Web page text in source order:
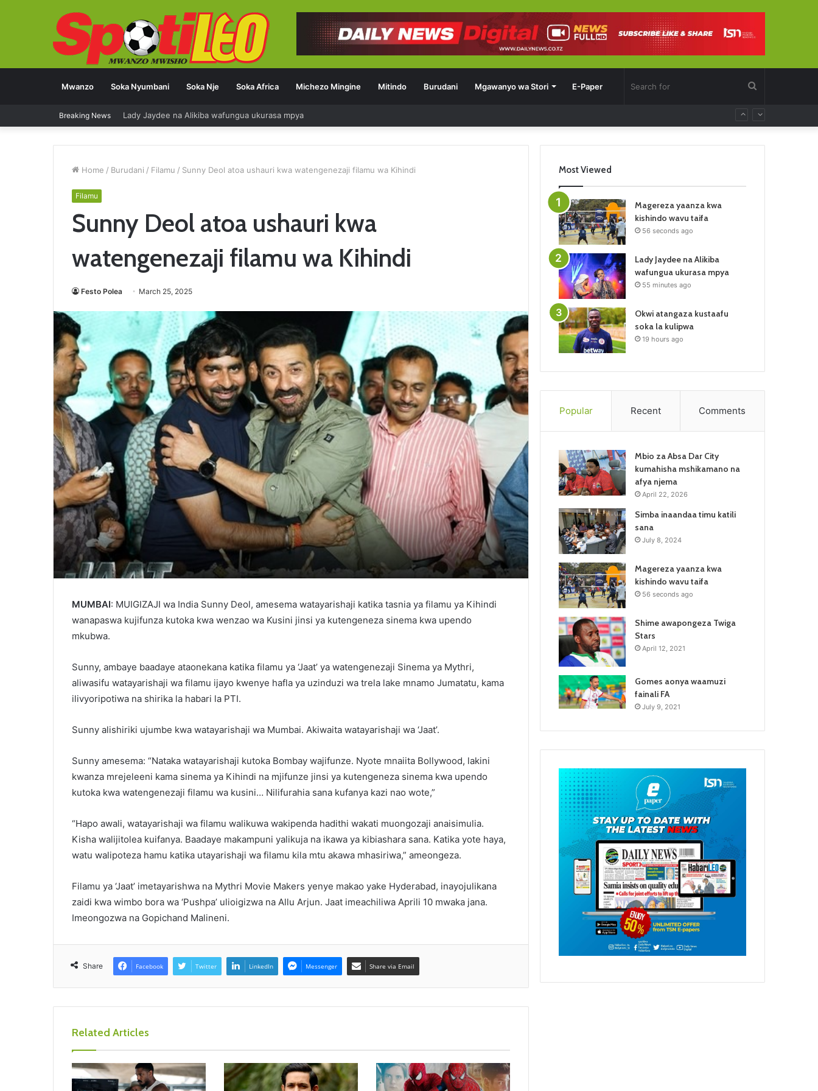
Mwanzo Soka Nyumbani Soka Nje Soka Africa Michezo Mingine Mitindo Burudani Mgawanyo wa Stori E-Paper
Breaking News Okwi atangaza kustaafu soka la kulipwa
Home / Burudani / Filamu / Sunny Deol atoa ushauri kwa watengenezaji filamu wa Kihindi
Filamu
Sunny Deol atoa ushauri kwa
watengenezaji filamu wa Kihindi
Festo Polea March 25, 2025
MUMBAI: MUIGIZAJI wa India Sunny Deol, amesema watayarishaji katika tasnia ya filamu ya Kihindi
wanapaswa kujifunza kutoka kwa wenzao wa Kusini jinsi ya kutengeneza sinema kwa upendo
mkubwa.
Sunny, ambaye baadaye ataonekana katika filamu ya ‘Jaat’ ya watengenezaji Sinema ya Mythri,
aliwasifu watayarishaji wa filamu ijayo kwenye hafla ya uzinduzi wa trela lake mnamo Jumatatu, kama
ilivyoripotiwa na shirika la habari la PTI.
Sunny alishiriki ujumbe kwa watayarishaji wa Mumbai. Akiwaita watayarishaji wa ‘Jaat’.
Sunny amesema: “Nataka watayarishaji kutoka Bombay wajifunze. Nyote mnaiita Bollywood, lakini
kwanza mrejeleeni kama sinema ya Kihindi na mjifunze jinsi ya kutengeneza sinema kwa upendo
kutoka kwa watengenezaji filamu wa kusini… Nilifurahia sana kufanya kazi nao wote,”
“Hapo awali, watayarishaji wa filamu walikuwa wakipenda hadithi wakati muongozaji anaisimulia.
Kisha walijitolea kuifanya. Baadaye makampuni yalikuja na ikawa ya kibiashara sana. Katika yote haya,
watu walipoteza hamu katika utayarishaji wa filamu kila mtu akawa mhasiriwa,” ameongeza.
Filamu ya ‘Jaat’ imetayarishwa na Mythri Movie Makers yenye makao yake Hyderabad, inayojulikana
zaidi kwa wimbo bora wa ‘Pushpa’ ulioigizwa na Allu Arjun. Jaat imeachiliwa Aprili 10 mwaka jana.
Imeongozwa na Gopichand Malineni.
Share Facebook Twitter LinkedIn Messenger Share via Email
Related Articles
Most Viewed
Magereza yaanza kwa
kishindo wavu taifa
56 seconds ago
Lady Jaydee na Alikiba
wafungua ukurasa mpya
55 minutes ago
Okwi atangaza kustaafu
soka la kulipwa
19 hours ago
Popular Recent Comments
Mbio za Absa Dar City
kumahisha mshikamano na
afya njema
April 22, 2026
Simba inaandaa timu katili
sana
July 8, 2024
Magereza yaanza kwa
kishindo wavu taifa
56 seconds ago
Shime awapongeza Twiga
Stars
April 12, 2021
Gomes aonya waamuzi
fainali FA
July 9, 2021